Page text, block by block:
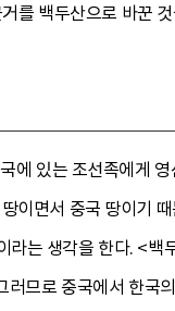
를 백두산으로 바꾼
에 있는 조선족에게
이면서 중국 땅이기
는 생각을 한다. <백
므로 중국에서 한국